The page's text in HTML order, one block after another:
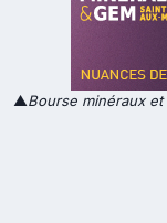
▲Bourse minéraux